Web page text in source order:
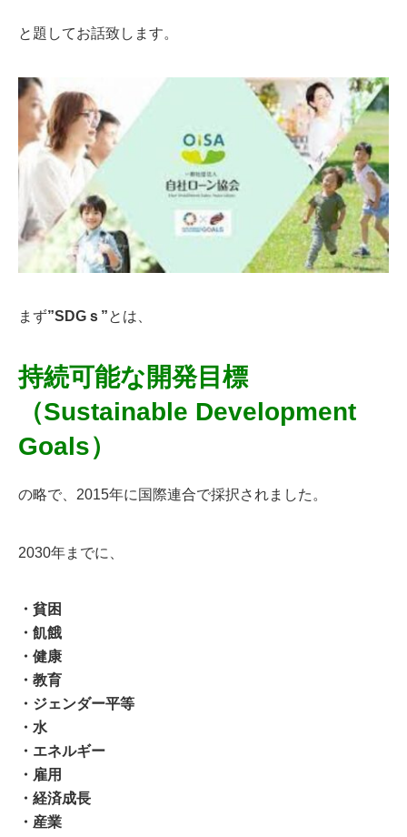
と題してお話致します。
まず”SDGｓ”とは、
持続可能な開発目標
（Sustainable Development
Goals）
の略で、2015年に国際連合で採択されました。
2030年までに、
・貧困
・飢餓
・健康
・教育
・ジェンダー平等
・水
・エネルギー
・雇用
・経済成長
・産業